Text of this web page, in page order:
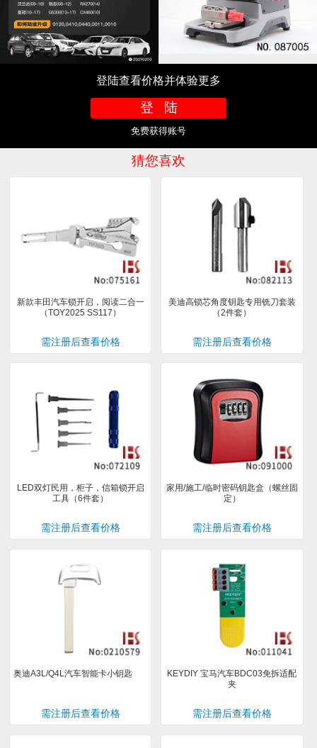
登陆查看价格并体验更多
登 陆
免费获得账号
猜您喜欢
新款丰田汽车锁开启，阅读二合一
（TOY2025 SS117）
需注册后查看价格
美迪高锁芯角度钥匙专用铣刀套装
（2件套）
需注册后查看价格
LED双灯民用，柜子，信箱锁开启
工具（6件套）
需注册后查看价格
家用/施工/临时密码钥匙盒（螺丝固
定）
需注册后查看价格
奥迪A3L/Q4L汽车智能卡小钥匙
需注册后查看价格
KEYDIY 宝马汽车BDC03免拆适配
夹
需注册后查看价格